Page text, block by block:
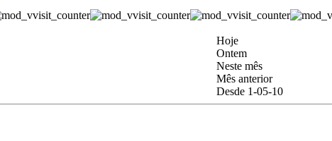
Hoje
Ontem
Neste mês
Mês anterior
Desde 1-05-10